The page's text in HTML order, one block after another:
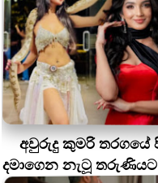
අවුරුදු කුමරි තරගයේ
දමාගෙන නැටූ තරුණියට